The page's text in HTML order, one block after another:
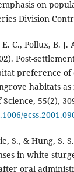
on
Division
C., Pollux, B. J.
Post-
preference of
habitats
55(2),
S., & Hung, S.
in white
oral